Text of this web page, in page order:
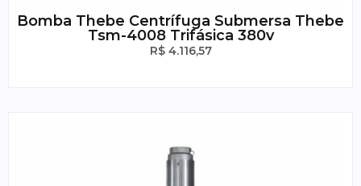
Bomba Thebe Centrífuga Submersa Thebe
Tsm-4008 Trifásica 380v
R$4.116,57